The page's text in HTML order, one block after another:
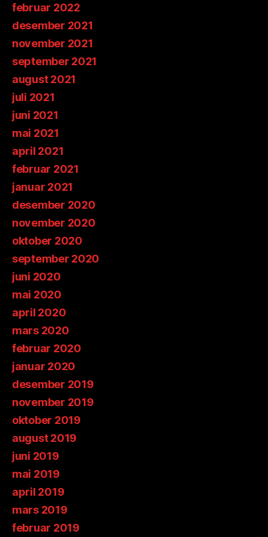
februar 2022
desember 2021
november 2021
september 2021
august 2021
juli 2021
juni 2021
mai 2021
april 2021
februar 2021
januar 2021
desember 2020
november 2020
oktober 2020
september 2020
juni 2020
mai 2020
april 2020
mars 2020
februar 2020
januar 2020
desember 2019
november 2019
oktober 2019
august 2019
juni 2019
mai 2019
april 2019
mars 2019
februar 2019